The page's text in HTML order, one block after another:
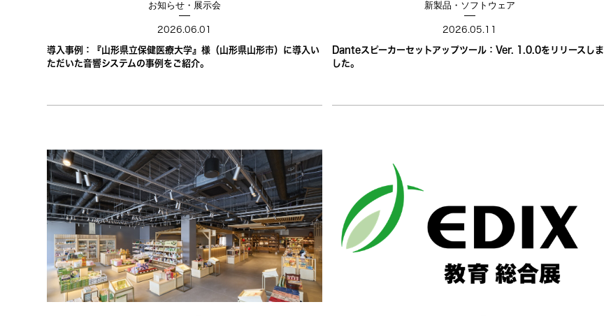
お知らせ・展示会
2026.06.01
導入事例：『山形県立保健医療大学』様（山形県山形市）に導入い
ただいた音響システムの事例をご紹介。
新製品・ソフトウェア
2026.05.11
Danteスピーカーセットアップツール：Ver. 1.0.0をリリースしま
した。